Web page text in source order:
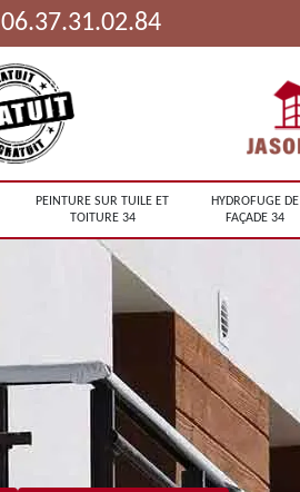
06.37.31.02.84
PEINTURE SUR TUILE ET
TOITURE 34
HYDROFUGE DE
FAÇADE 34